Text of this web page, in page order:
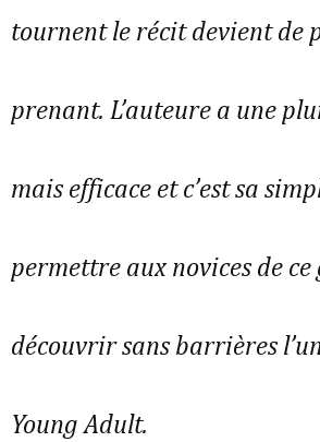
tournent le récit devient de
prenant. L’auteure a une
mais efficace et c’est sa
permettre aux novices de ce
découvrir sans barrières
Young Adult.